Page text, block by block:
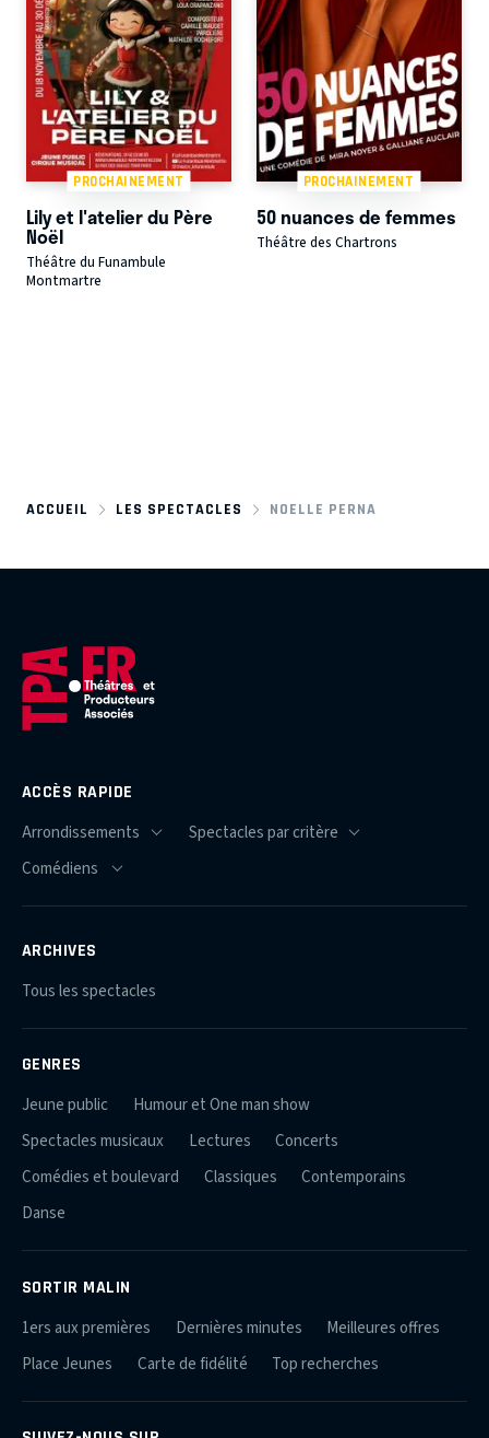
PROCHAINEMENT
Lily et l'atelier du Père
Noël
Théâtre du Funambule
Montmartre
PROCHAINEMENT
50 nuances de femmes
Théâtre des Chartrons
ACCUEIL LES SPECTACLES NOELLE PERNA
ACCÈS RAPIDE
ARCHIVES
Tous les spectacles
GENRES
Jeune public
Humour et One man show
Spectacles musicaux
Lectures
Concerts
Comédies et boulevard
Classiques
Contemporains
Danse
SORTIR MALIN
1ers aux premières Dernières minutes
Meilleures offres
Place Jeunes
Carte de fidélité Top recherches